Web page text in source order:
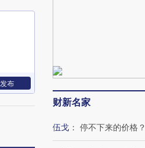
发布
财新名家
伍戈 ： 停不下来的价格？